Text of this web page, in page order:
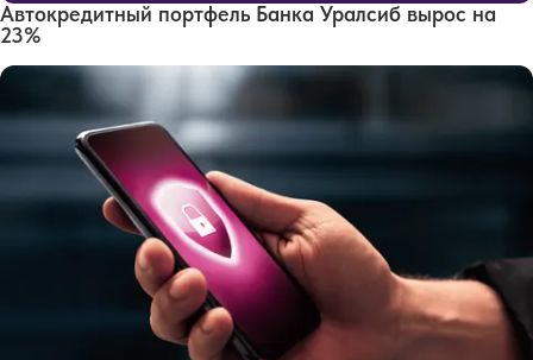
Автокредитный портфель Банка Уралсиб вырос на
23%